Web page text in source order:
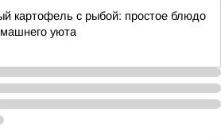
картофель с рыбой: простое блюдо
уюта